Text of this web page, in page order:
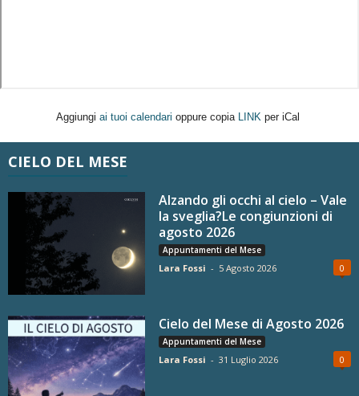
Aggiungi ai tuoi calendari oppure copia LINK per iCal
CIELO DEL MESE
Alzando gli occhi al cielo – Vale
la sveglia?Le congiunzioni di
agosto 2026
Appuntamenti del Mese
Lara Fossi - 5 Agosto 2026 0
Cielo del Mese di Agosto 2026
Appuntamenti del Mese
Lara Fossi - 31 Luglio 2026 0